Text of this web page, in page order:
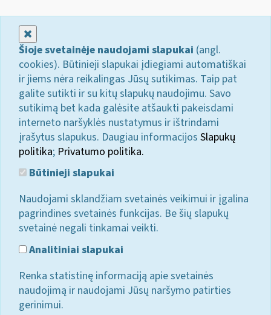
Šioje svetainėje naudojami slapukai (angl.
cookies). Būtinieji slapukai įdiegiami automatiškai
ir jiems nėra reikalingas Jūsų sutikimas. Taip pat
galite sutikti ir su kitų slapukų naudojimu. Savo
sutikimą bet kada galėsite atšaukti pakeisdami
interneto naršyklės nustatymus ir ištrindami
įrašytus slapukus. Daugiau informacijos Slapukų
politika; Privatumo politika.
Būtinieji slapukai
Naudojami sklandžiam svetainės veikimui ir įgalina
pagrindines svetainės funkcijas. Be šių slapukų
svetainė negali tinkamai veikti.
Analitiniai slapukai
Renka statistinę informaciją apie svetainės
naudojimą ir naudojami Jūsų naršymo patirties
gerinimui.